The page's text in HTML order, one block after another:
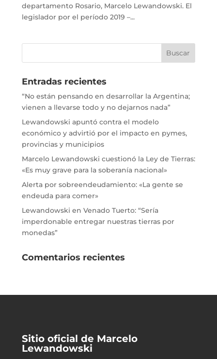
departamento Rosario, Marcelo Lewandowski. El
legislador por el período 2019 –...
Entradas recientes
“No están pensando en desarrollar la Argentina;
vienen a llevarse todo y no dejarnos nada”
Lewandowski apuntó contra el modelo
económico y advirtió por el impacto en pymes,
provincias y municipios
Marcelo Lewandowski cuestionó la Ley de Tierras:
«Es muy grave para la soberanía nacional»
Alerta por sobreendeudamiento: «La gente se
endeuda para comer»
Lewandowski en Venado Tuerto: “Sería
imperdonable entregar nuestras tierras por
monedas”
Comentarios recientes
Sitio oficial de Marcelo
Lewandowski